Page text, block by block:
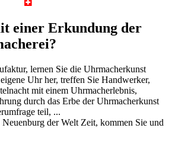
einer Erkundung der
lernen Sie die Uhrmacherkunst
Uhr her, treffen Sie Handwerker,
mit einem Uhrmacherlebnis,
durch das Erbe der Uhrmacherkunst
teil, ...
der Welt Zeit, kommen Sie und